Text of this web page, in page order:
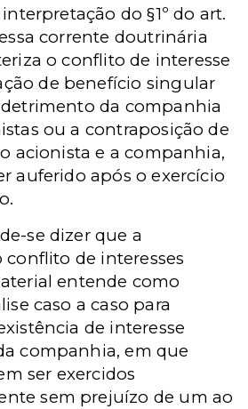
do §1º do art.
essa corrente doutrinária
o conflito de interesse
de benefício singular
da companhia
ou a contraposição de
acionista e a companhia,
auferido após o exercício
se dizer que a
de interesses
entende como
caso a caso para
de interesse
companhia, em que
ser exercidos
sem prejuízo de um ao